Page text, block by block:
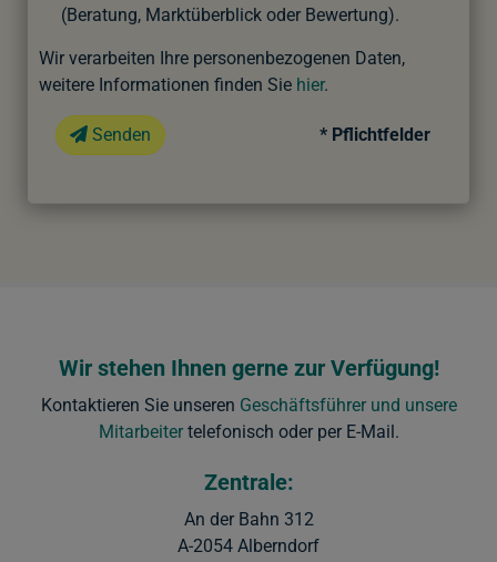
(Beratung, Marktüberblick oder Bewertung).
Wir verarbeiten Ihre personenbezogenen Daten,
weitere Informationen finden Sie hier.
Senden * Pflichtfelder
Wir stehen Ihnen gerne zur Verfügung!
Kontaktieren Sie unseren Geschäftsführer und unsere
Mitarbeitertelefonisch oder per E-Mail.
Zentrale:
An der Bahn 312
A-2054 Alberndorf